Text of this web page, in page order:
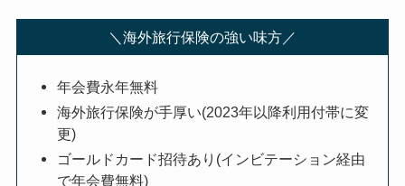
＼海外旅行保険の強い味方／
年会費永年無料
海外旅行保険が手厚い(2023年以降利用付帯に変
更)
ゴールドカード招待あり(インビテーション経由
で年会費無料)